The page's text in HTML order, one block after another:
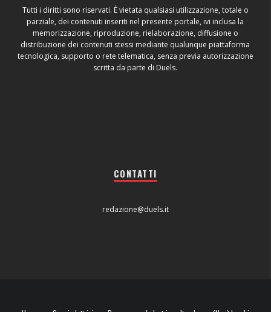
Tutti i diritti sono riservati. È vietata qualsiasi utilizzazione, totale o
parziale, dei contenuti inseriti nel presente portale, ivi inclusa la
memorizzazione, riproduzione, rielaborazione, diffusione o
distribuzione dei contenuti stessi mediante qualunque piattaforma
tecnologica, supporto o rete telematica, senza previa autorizzazione
scritta da parte di Duels.
CONTATTI
redazione@duels.it